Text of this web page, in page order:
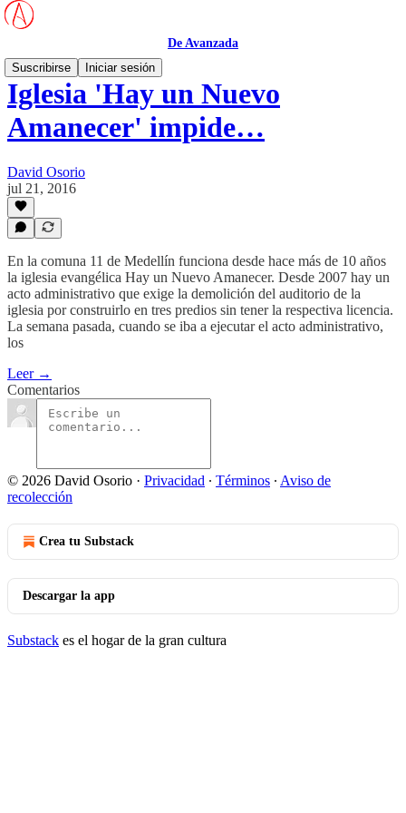
De Avanzada
Suscribirse
Iniciar sesión
Iglesia 'Hay un Nuevo
Amanecer' impide…
David Osorio
jul 21, 2016
En la comuna 11 de Medellín funciona desde hace más de 10 años
la iglesia evangélica Hay un Nuevo Amanecer. Desde 2007 hay un
acto administrativo que exige la demolición del auditorio de la
iglesia por construirlo en tres predios sin tener la respectiva licencia.
La semana pasada, cuando se iba a ejecutar el acto administrativo,
los
Leer →
Comentarios
© 2026 David Osorio · Privacidad ∙ Términos ∙ Aviso de
recolección
Crea tu Substack
Descargar la app
Substack es el hogar de la gran cultura